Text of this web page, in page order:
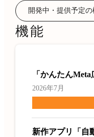
開発中・提供予定
機能
「かんたん
2026年7月
新作アプリ「自